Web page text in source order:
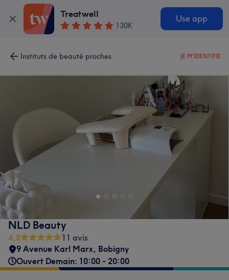
Treatwell
130K
Use app
Instituts de beauté proches JE M'IDENTIFIE
NLD Beauty
4,8
11 avis
9 Avenue Karl Marx, Bobigny
Ouvert Demain: 10:00 - 20:00